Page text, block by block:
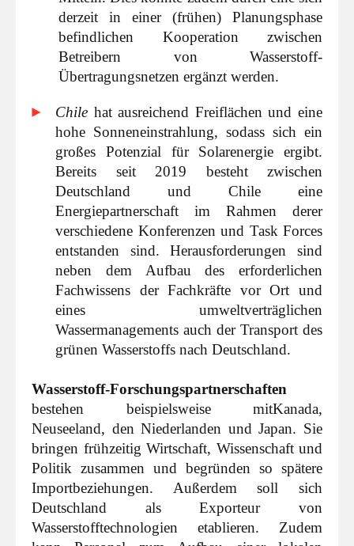
derzeit in einer (frühen) Planungsphase
befindlichen Kooperation zwischen
Betreibern von Wasserstoff-
Übertragungsnetzen ergänzt werden.
Chile hat ausreichend Freiflächen und eine
hohe Sonneneinstrahlung, sodass sich ein
großes Potenzial für Solarenergie ergibt.
Bereits seit 2019 besteht zwischen
Deutschland und Chile eine
Energiepartnerschaft im Rahmen derer
verschiedene Konferenzen und Task Forces
entstanden sind. Herausforderungen sind
neben dem Aufbau des erforderlichen
Fachwissens der Fachkräfte vor Ort und
eines umweltverträglichen
Wassermanagements auch der Transport des
grünen Wasserstoffs nach Deutschland.
Wasserstoff-Forschungspartnerschaften
bestehen beispielsweise mitKanada,
Neuseeland, den Niederlanden und Japan. Sie
bringen frühzeitig Wirtschaft, Wissenschaft und
Politik zusammen und begründen so spätere
Importbeziehungen. Außerdem soll sich
Deutschland als Exporteur von
Wasserstofftechnologien etablieren. Zudem